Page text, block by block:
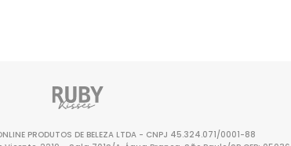
PRODUTOS DE BELEZA LTDA - CNPJ 45.324.071/0001-88